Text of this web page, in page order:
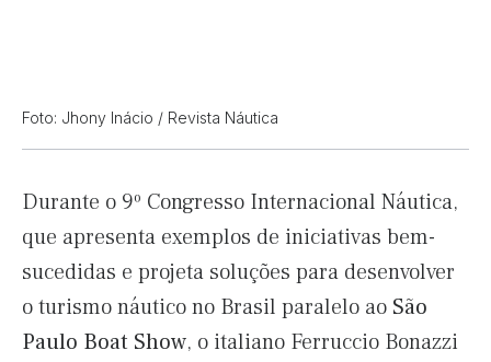
Foto: Jhony Inácio / Revista Náutica
Durante o 9º Congresso Internacional Náutica,
que apresenta exemplos de iniciativas bem-
sucedidas e projeta soluções para desenvolver
o turismo náutico no Brasil paralelo ao São
Paulo Boat Show, o italiano Ferruccio Bonazzi